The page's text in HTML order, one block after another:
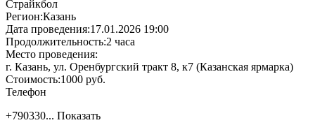
Страйкбол
Регион:Казань
Дата проведения:17.01.2026 19:00
Продолжительность:2 часа
Место проведения:
г. Казань, ул. Оренбургский тракт 8, к7 (Казанская ярмарка)
Стоимость:1000 руб.
Телефон
+790330... Показать